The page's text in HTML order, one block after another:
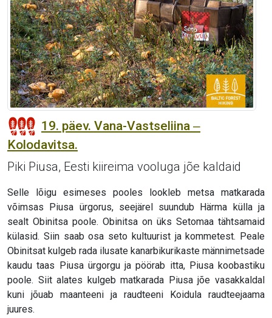
19. päev. Vana-Vastseliina ‒
Kolodavitsa.
Piki Piusa, Eesti kiireima vooluga jõe kaldaid
Selle lõigu esimeses pooles lookleb metsa matkarada
võimsas Piusa ürgorus, seejärel suundub Härma külla ja
sealt Obinitsa poole. Obinitsa on üks Setomaa tähtsamaid
külasid. Siin saab osa seto kultuurist ja kommetest. Peale
Obinitsat kulgeb rada ilusate kanarbikurikaste männimetsade
kaudu taas Piusa ürgorgu ja pöörab itta, Piusa koobastiku
poole. Siit alates kulgeb matkarada Piusa jõe vasakkaldal
kuni jõuab maanteeni ja raudteeni Koidula raudteejaama
juures.